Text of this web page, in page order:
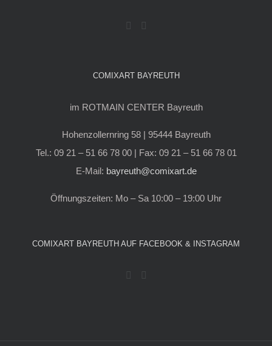
COMIXART BAYREUTH
im ROTMAIN CENTER Bayreuth
Hohenzollernring 58 | 95444 Bayreuth
Tel.: 09 21 – 51 66 78 00 | Fax: 09 21 – 51 66 78 01
E-Mail: bayreuth@comixart.de
Öffnungszeiten: Mo – Sa 10:00 – 19:00 Uhr
COMIXART BAYREUTH AUF FACEBOOK & INSTAGRAM